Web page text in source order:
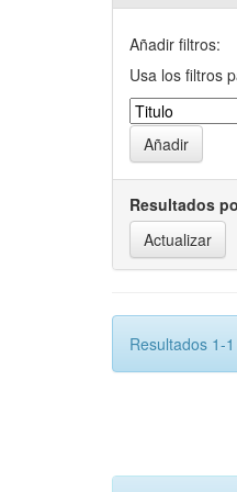
Añadir filtros:
Usa los filtros
Resultados
Resultados 1-